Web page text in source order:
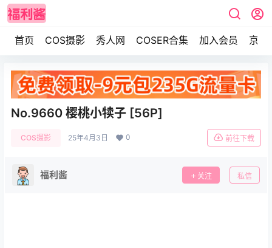
首页 COS摄影 秀人网 COSER合集 加入会员 京东
No.9660 樱桃小犊子 [56P]
COS摄影 25年4月3日 0 前往下载
福利酱 关注 私信